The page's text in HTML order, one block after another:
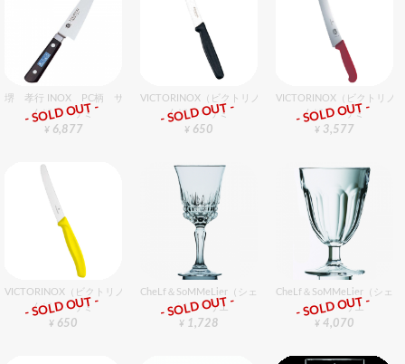
堺 孝行 INOX PC柄 サバキ東型 15cm
包丁・ハサミ
¥ 6,877
- SOLD OUT -
VICTORINOX（ビクトリノックス） トマトナイフ 11cm
包丁・ハサミ
¥ 650
- SOLD OUT -
VICTORINOX（ビクトリノ
包丁・ハサミ
¥ 3,577
- SOLD OUT -
VICTORINOX（ビクトリノックス） トマト・ベジタブルナイフ YL 11cm
包丁・ハサミ
¥ 650
- SOLD OUT -
CheLf＆SoMMeLier（シェフ＆ソムリエ） インポーター
グラスバリエ
¥ 1,728
- SOLD OUT -
CheLf＆SoMMeLier（シェ
グラスバリエ
¥ 4,070
- SOLD OUT -